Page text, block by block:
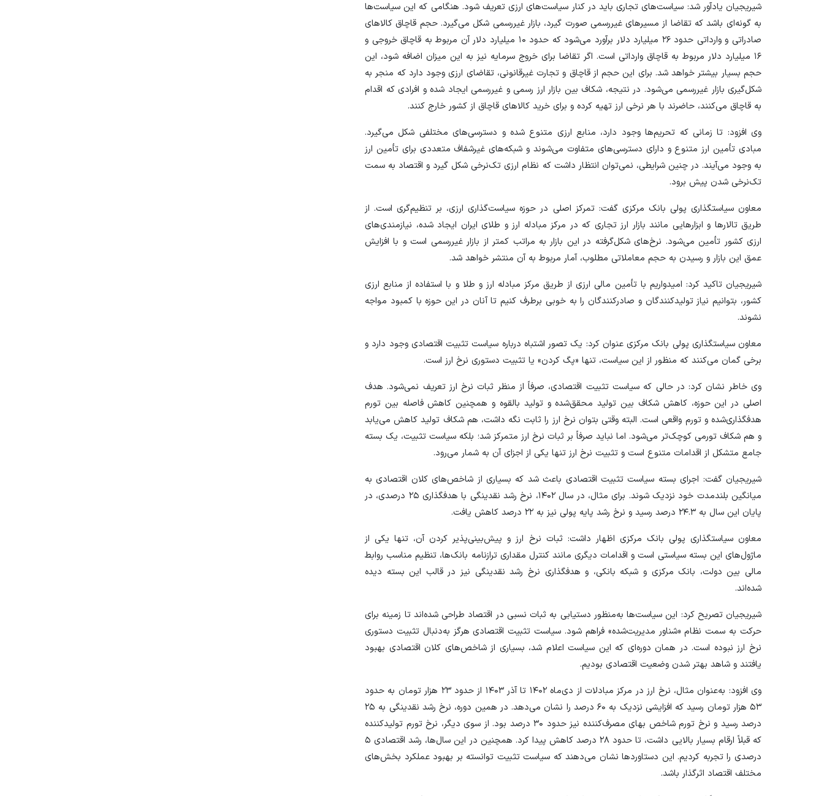
شیریجیان یادآور شد: سیاست‌های تجاری باید در کنار سیاست‌های ارزی تعریف شود. هنگامی که این سیاست‌ها
به گونه‌ای باشد که تقاضا از مسیر‌های غیررسمی صورت گیرد، بازار غیررسمی شکل می‌گیرد. حجم قاچاق کالا‌های
صادراتی و وارداتی حدود ۲۶ میلیارد دلار برآورد می‌شود که حدود ۱۰ میلیارد دلار آن مربوط به قاچاق خروجی و
۱۶ میلیارد دلار مربوط به قاچاق وارداتی است. اگر تقاضا برای خروج سرمایه نیز به این میزان اضافه شود، این
حجم بسیار بیشتر خواهد شد. برای این حجم از قاچاق و تجارت غیرقانونی، تقاضای ارزی وجود دارد که منجر به
شکل‌گیری بازار غیررسمی می‌شود. در نتیجه، شکاف بین بازار ارز رسمی و غیررسمی ایجاد شده و افرادی که اقدام
به قاچاق می‌کنند، حاضرند با هر نرخی ارز تهیه کرده و برای خرید کالا‌های قاچاق از کشور خارج کنند.
وی افزود: تا زمانی که تحریم‌ها وجود دارد، منابع ارزی متنوع شده و دسترسی‌های مختلفی شکل می‌گیرد.
مبادی تأمین ارز متنوع و دارای دسترسی‌های متفاوت می‌شوند و شبکه‌های غیرشفاف متعددی برای تأمین ارز
به وجود می‌آیند. در چنین شرایطی، نمی‌توان انتظار داشت که نظام ارزی تک‌نرخی شکل گیرد و اقتصاد به سمت
تک‌نرخی شدن پیش برود.
معاون سیاستگذاری پولی بانک مرکزی گفت: تمرکز اصلی در حوزه سیاست‌گذاری ارزی، بر تنظیم‌گری است. از
طریق تالار‌ها و ابزار‌هایی مانند بازار ارز تجاری که در مرکز مبادله ارز و طلای ایران ایجاد شده، نیازمندی‌های
ارزی کشور تأمین می‌شود. نرخ‌های شکل‌گرفته در این بازار به مراتب کمتر از بازار غیررسمی است و با افزایش
عمق این بازار و رسیدن به حجم معاملاتی مطلوب، آمار مربوط به آن منتشر خواهد شد.
شیریجیان تاکید کرد: امیدواریم با تأمین مالی ارزی از طریق مرکز مبادله ارز و طلا و با استفاده از منابع ارزی
کشور، بتوانیم نیاز تولیدکنندگان و صادرکنندگان را به خوبی برطرف کنیم تا آنان در این حوزه با کمبود مواجه
نشوند.
معاون سیاستگذاری پولی بانک مرکزی عنوان کرد: یک تصور اشتباه درباره سیاست تثبیت اقتصادی وجود دارد و
برخی گمان می‌کنند که منظور از این سیاست، تنها «پگ کردن» یا تثبیت دستوری نرخ ارز است.
وی خاطر نشان کرد: در حالی که سیاست تثبیت اقتصادی، صرفاً از منظر ثبات نرخ ارز تعریف نمی‌شود. هدف
اصلی در این حوزه، کاهش شکاف بین تولید محقق‌شده و تولید بالقوه و همچنین کاهش فاصله بین تورم
هدفگذاری‌شده و تورم واقعی است. البته وقتی بتوان نرخ ارز را ثابت نگه داشت، هم شکاف تولید کاهش می‌یابد
و هم شکاف تورمی کوچک‌تر می‌شود. اما نباید صرفاً بر ثبات نرخ ارز متمرکز شد؛ بلکه سیاست تثبیت، یک بسته
جامع متشکل از اقدامات متنوع است و تثبیت نرخ ارز تنها یکی از اجزای آن به شمار می‌رود.
شیریجیان گفت: اجرای بسته سیاست تثبیت اقتصادی باعث شد که بسیاری از شاخص‌های کلان اقتصادی به
میانگین بلندمدت خود نزدیک شوند. برای مثال، در سال ۱۴۰۲، نرخ رشد نقدینگی با هدفگذاری ۲۵ درصدی، در
پایان این سال به ۲۴.۳ درصد رسید و نرخ رشد پایه پولی نیز به ۲۲ درصد کاهش یافت.
معاون سیاستگذاری پولی بانک مرکزی اظهار داشت: ثبات نرخ ارز و پیش‌بینی‌پذیر کردن آن، تنها یکی از
ماژول‌های این بسته سیاستی است و اقدامات دیگری مانند کنترل مقداری ترازنامه بانک‌ها، تنظیم مناسب روابط
مالی بین دولت، بانک مرکزی و شبکه بانکی، و هدفگذاری نرخ رشد نقدینگی نیز در قالب این بسته دیده
شده‌اند.
شیریجیان تصریح کرد: این سیاست‌ها به‌منظور دستیابی به ثبات نسبی در اقتصاد طراحی شده‌اند تا زمینه برای
حرکت به سمت نظام «شناور مدیریت‌شده» فراهم شود. سیاست تثبیت اقتصادی هرگز به‌دنبال تثبیت دستوری
نرخ ارز نبوده است. در همان دوره‌ای که این سیاست اعلام شد، بسیاری از شاخص‌های کلان اقتصادی بهبود
یافتند و شاهد بهتر شدن وضعیت اقتصادی بودیم.
وی افزود: به‌عنوان مثال، نرخ ارز در مرکز مبادلات از دی‌ماه ۱۴۰۲ تا آذر ۱۴۰۳ از حدود ۲۳ هزار تومان به حدود
۵۳ هزار تومان رسید که افزایشی نزدیک به ۶۰ درصد را نشان می‌دهد. در همین دوره، نرخ رشد نقدینگی به ۲۵
درصد رسید و نرخ تورم شاخص بهای مصرف‌کننده نیز حدود ۳۰ درصد بود. از سوی دیگر، نرخ تورم تولیدکننده
که قبلاً ارقام بسیار بالایی داشت، تا حدود ۲۸ درصد کاهش پیدا کرد. همچنین در این سال‌ها، رشد اقتصادی ۵
درصدی را تجربه کردیم. این دستاورد‌ها نشان می‌دهند که سیاست تثبیت توانسته بر بهبود عملکرد بخش‌های
مختلف اقتصاد اثرگذار باشد.